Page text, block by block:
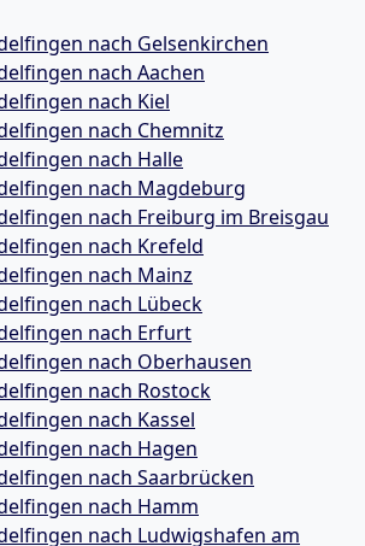
nach Gelsenkirchen
nach Aachen
nach Kiel
nach Chemnitz
nach Halle
nach Magdeburg
nach Freiburg im Breisgau
nach Krefeld
nach Mainz
nach Lübeck
nach Erfurt
nach Oberhausen
nach Rostock
nach Kassel
nach Hagen
nach Saarbrücken
nach Hamm
nach Ludwigshafen am